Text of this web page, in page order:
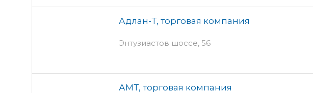
Адлан-Т, торговая компания
Энтузиастов шоссе, 56
АМТ, торговая компания